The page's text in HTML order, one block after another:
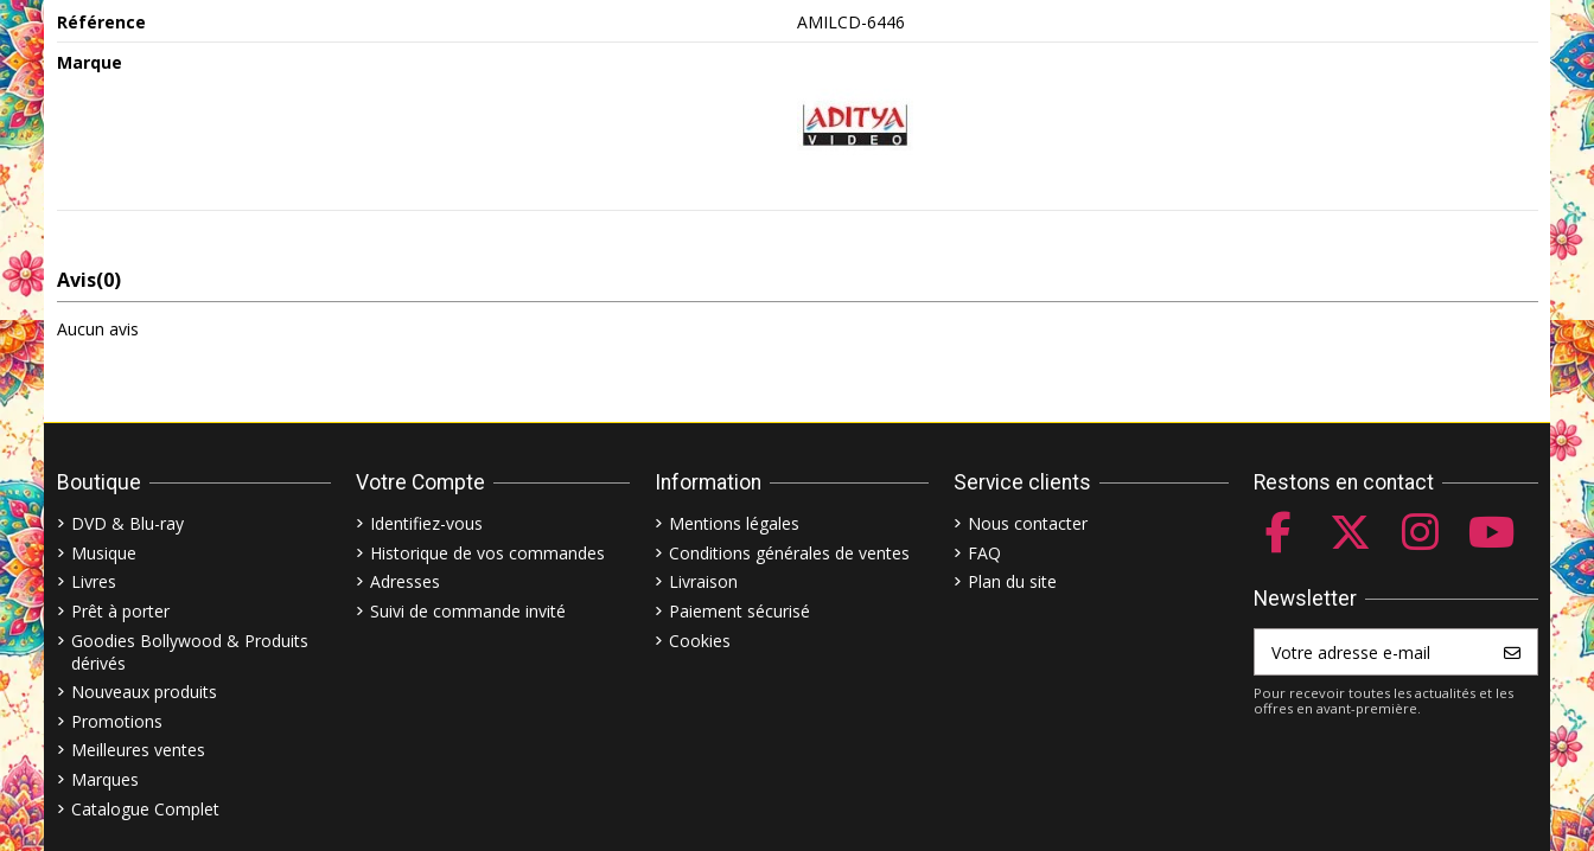
Référence
AMILCD-6446
Marque
Avis(0)
Aucun avis
Boutique
DVD & Blu-ray
Musique
Livres
Prêt à porter
Goodies Bollywood & Produits
dérivés
Nouveaux produits
Promotions
Meilleures ventes
Marques
Catalogue Complet
Votre Compte
Identifiez-vous
Historique de vos commandes
Adresses
Suivi de commande invité
Information
Mentions légales
Conditions générales de ventes
Livraison
Paiement sécurisé
Cookies
Service clients
Nous contacter
FAQ
Plan du site
Restons en contact
Newsletter
Pour recevoir toutes les actualités et les
offres en avant-première.